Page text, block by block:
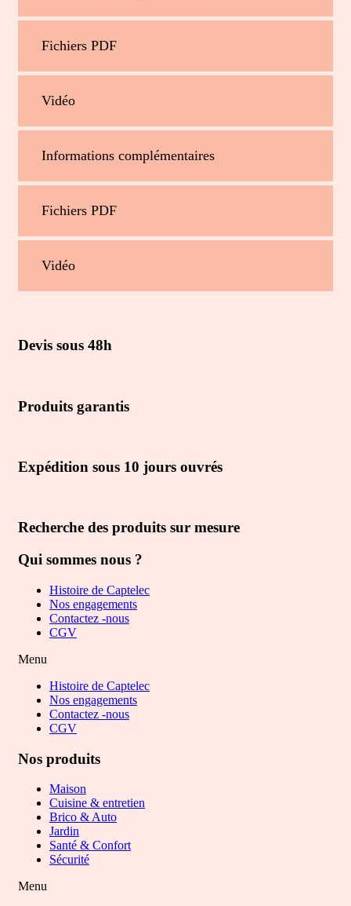
Fichiers PDF
Vidéo
Informations complémentaires
Fichiers PDF
Vidéo
Devis sous 48h
Produits garantis
Expédition sous 10 jours ouvrés
Recherche des produits sur mesure
Qui sommes nous ?
Histoire de Captelec
Nos engagements
Contactez -nous
CGV
Menu
Histoire de Captelec
Nos engagements
Contactez -nous
CGV
Nos produits
Maison
Cuisine & entretien
Brico & Auto
Jardin
Santé & Confort
Sécurité
Menu